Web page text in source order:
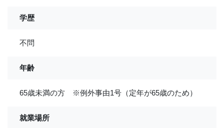
学歴
不問
年齢
65歳未満の方 ※例外事由1号（定年が65歳のため）
就業場所